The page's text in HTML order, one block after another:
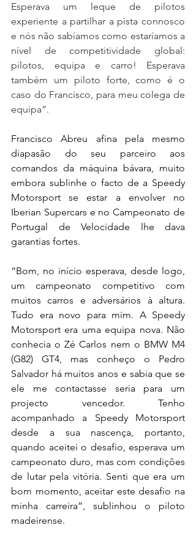
Esperava um leque de pilotos
experiente a partilhar a pista connosco
e nós não sabíamos como estaríamos a
nível de competitividade global:
pilotos, equipa e carro! Esperava
também um piloto forte, como é o
caso do Francisco, para meu colega de
equipa”.
Francisco Abreu afina pela mesmo
diapasão do seu parceiro aos
comandos da máquina bávara, muito
embora sublinhe o facto de a Speedy
Motorsport se estar a envolver no
Iberian Supercars e no Campeonato de
Portugal de Velocidade lhe dava
garantias fortes.
“Bom, no início esperava, desde logo,
um campeonato competitivo com
muitos carros e adversários à altura.
Tudo era novo para mim. A Speedy
Motorsport era uma equipa nova. Não
conhecia o Zé Carlos nem o BMW M4
(G82) GT4, mas conheço o Pedro
Salvador há muitos anos e sabia que se
ele me contactasse seria para um
projecto vencedor. Tenho
acompanhado a Speedy Motorsport
desde a sua nascença, portanto,
quando aceitei o desafio, esperava um
campeonato duro, mas com condições
de lutar pela vitória. Senti que era um
bom momento, aceitar este desafio na
minha carreira”, sublinhou o piloto
madeirense.